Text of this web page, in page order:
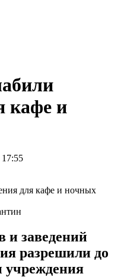
кафе и
и заведений
разрешили до
учреждения